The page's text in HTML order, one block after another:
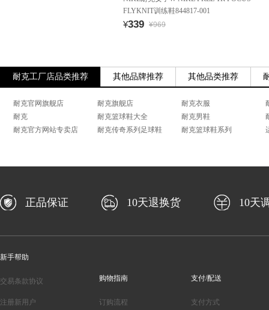
FLYKNIT训练鞋844817-001
¥339 ¥969
耐克工厂店品类推荐 其他品牌推荐 其他品类推荐
耐克官网旗舰店 耐克旗舰店 耐克衣服
耐克
耐克篮球鞋大全 耐克男鞋
耐克官方网站专卖店
耐克传奇系列足球鞋 耐克篮球鞋系列
正品保证 10天退换货 10天
新手帮助
交易条款协议
注册新用户
购物指南
订购流程
支付/配送
支付方式